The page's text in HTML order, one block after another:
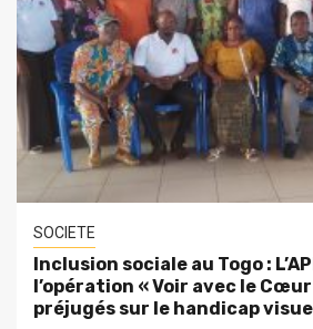
SOCIETE
Inclusion sociale au Togo :
l’opération « Voir avec le
préjugés sur le handicap